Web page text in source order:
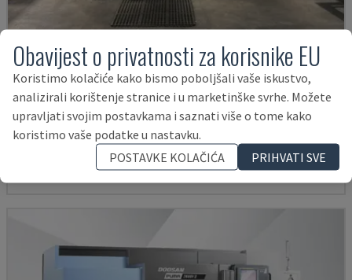
G250
INDEX - TURN-MILL CENTAR
NJEMAČKA 2004
38.000 €
Obavijest o privatnosti za korisnike EU
Koristimo kolačiće kako bismo poboljšali vaše iskustvo,
analizirali korištenje stranice i u marketinške svrhe. Možete
upravljati svojim postavkama i saznati više o tome kako
koristimo vaše podatke u nastavku.
POSTAVKE KOLAČIĆA
PRIHVATI SVE